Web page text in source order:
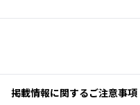
掲載情報に関するご注意事項